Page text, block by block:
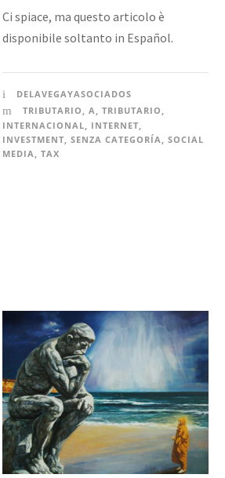
Ci spiace, ma questo articolo è
disponibile soltanto in Español.
DELAVEGAYASOCIADOS
TRIBUTARIO
A TRIBUTARIO
INTERNACIONAL
INTERNET
INVESTMENT SENZA CATEGORÍA
SOCIAL
MEDIA
TAX